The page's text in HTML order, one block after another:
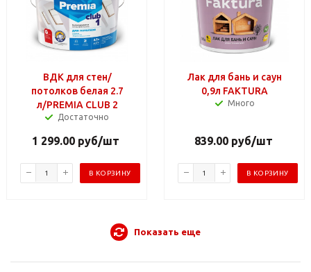
ВДК для стен/
потолков белая 2.7
л/PREMIA CLUB 2
Достаточно
1 299.00 руб/шт
В КОРЗИНУ
Лак для бань и саун
0,9л FAKTURA
Много
839.00руб/шт
В КОРЗИНУ
Показать еще